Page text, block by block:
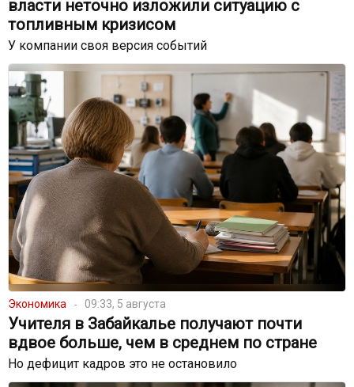
власти неточно изложили ситуацию с
топливным кризисом
У компании своя версия событий
Экономика 09:33, 5 августа
Учителя в Забайкалье получают почти
вдвое больше, чем в среднем по стране
Но дефицит кадров это не остановило